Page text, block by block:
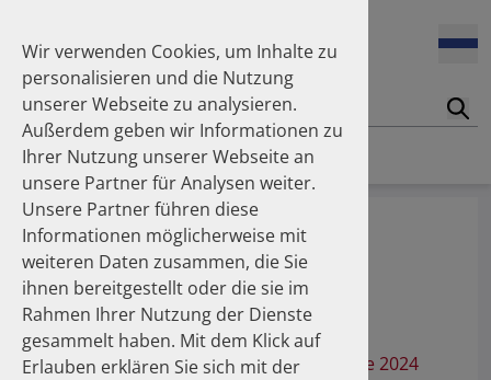
Homepage Publikationen Über die Autoren
Scheper, Nikolaus
winDiab, Leverkusen
Publikationen
Glukoselösungen für den oGTT: Update 2024
Wir verwenden Cookies, um Inhalte zu
personalisieren und die Nutzung
unserer Webseite zu analysieren.
Außerdem geben wir Informationen zu
Ihrer Nutzung unserer Webseite an
unsere Partner für Analysen weiter.
Unsere Partner führen diese
Informationen möglicherweise mit
weiteren Daten zusammen, die Sie
ihnen bereitgestellt oder die sie im
Rahmen Ihrer Nutzung der Dienste
gesammelt haben. Mit dem Klick auf
Erlauben erklären Sie sich mit der